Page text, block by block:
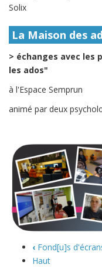
Solix
La Maison des
> échanges avec les
les ados"
à l'Espace Semprun
animé par deux
‹ Fond[u]s
Haut